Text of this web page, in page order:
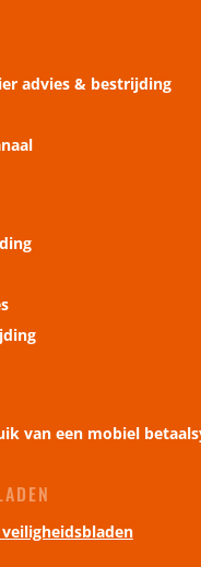
advies & bestrijding
van een mobiel